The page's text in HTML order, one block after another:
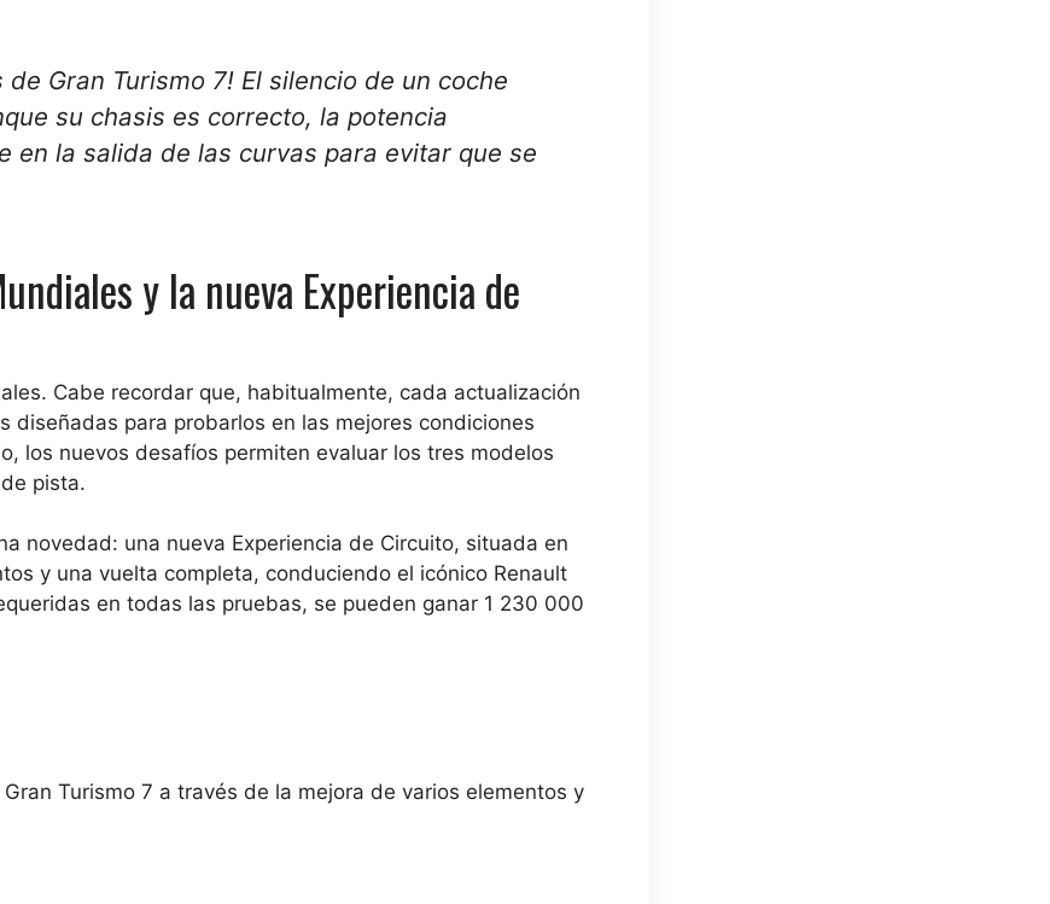
Gran Turismo 7! El silencio de un coche
su chasis es correcto, la potencia
en la salida de las curvas para evitar que se
y la nueva Experiencia de
Cabe recordar que, habitualmente, cada actualización
diseñadas para probarlos en las mejores condiciones
los nuevos desafíos permiten evaluar los tres modelos
pista.
novedad: una nueva Experiencia de Circuito, situada en
y una vuelta completa, conduciendo el icónico Renault
en todas las pruebas, se pueden ganar 1 230 000
Turismo 7 a través de la mejora de varios elementos y